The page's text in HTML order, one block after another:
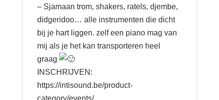
– Sjamaan trom, shakers, ratels, djembe,
didgeridoo… alle instrumenten die dicht
bij je hart liggen. zelf een piano mag van
mij als je het kan transporteren heel
graag
INSCHRIJVEN:
https://intisound.be/product-
category/events/